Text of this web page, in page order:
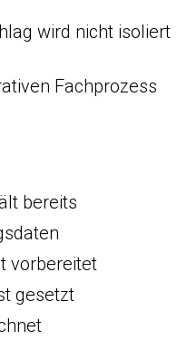
wird nicht isoliert
Fachprozess
bereits
vorbereitet
gesetzt